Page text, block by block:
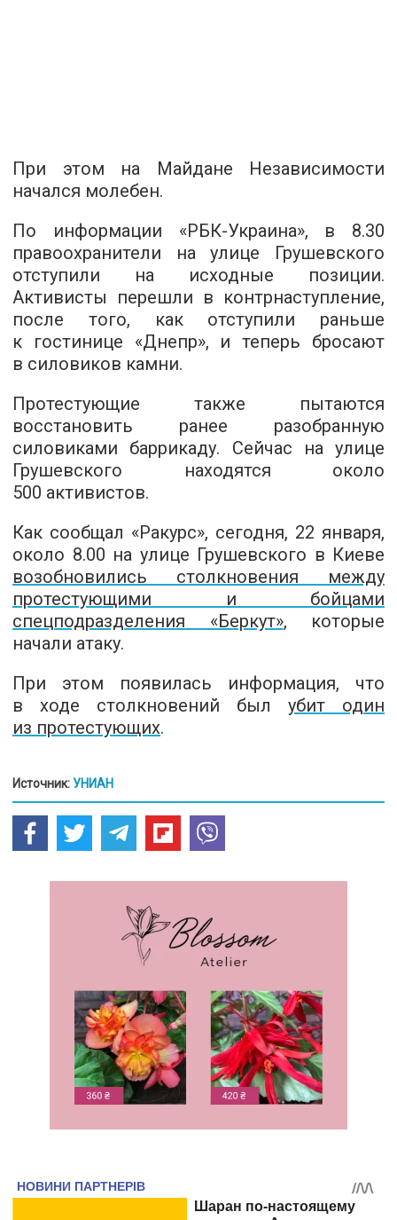
При этом на Майдане Независимости
начался молебен.
По информации «РБК-Украина», в 8.30
правоохранители на улице Грушевского
отступили на исходные позиции.
Активисты перешли в контрнаступление,
после того, как отступили раньше
к гостинице «Днепр», и теперь бросают
в силовиков камни.
Протестующие также пытаются
восстановить ранее разобранную
силовиками баррикаду. Сейчас на улице
Грушевского находятся около
500 активистов.
Как сообщал «Ракурс», сегодня, 22 января,
около 8.00 на улице Грушевского в Киеве
возобновились столкновения между
протестующими и бойцами
спецподразделения «Беркут», которые
начали атаку.
При этом появилась информация, что
в ходе столкновений был убит один
из протестующих.
Источник: УНИАН